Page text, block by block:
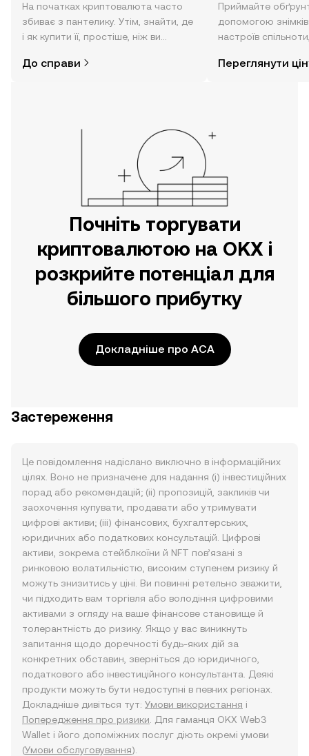
На початках криптовалюта часто
збиває з пантелику. Утім, знайти, де
і як купити її, простіше, ніж ви
за допомогою застосунку OKX для
До справи
Приймайте
допомогою
настроїв
Переглянути
Почніть торгувати
криптовалютою на OKX і
розкрийте потенціал для
більшого прибутку
Докладніше про ACA
Застереження
Це повідомлення надіслано виключно в інформаційних
цілях. Воно не призначене для надання (i) інвестиційних
порад або рекомендацій; (ii) пропозицій, закликів чи
заохочення купувати, продавати або утримувати
цифрові активи; (iii) фінансових, бухгалтерських,
юридичних або податкових консультацій. Цифрові
активи, зокрема стейблкоїни й NFT пов’язані з
ринковою волатильністю, високим ступенем ризику й
можуть знизитись у ціні. Ви повинні ретельно зважити,
чи підходить вам торгівля або володіння цифровими
активами з огляду на ваше фінансове становище й
толерантність до ризику. Якщо у вас виникнуть
запитання щодо доречності будь-яких дій за
конкретних обставин, зверніться до юридичного,
податкового або інвестиційного консультанта. Деякі
продукти можуть бути недоступні в певних регіонах.
Докладніше дивіться тут: Умови використання і
Попередження про ризики . Для гаманця OKX Web3
Wallet і його допоміжних послуг діють окремі умови
(Умови обслуговування).